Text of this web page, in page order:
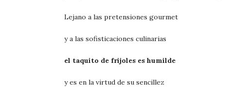
Lejano a las pretensiones gourmet
y a las sofisticaciones culinarias
el taquito de frijoles es humilde
y es en la virtud de su sencillez